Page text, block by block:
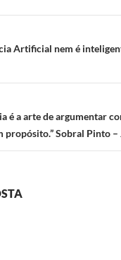
Artificial nem é
é a arte de argumentar
propósito.” Sobral Pinto